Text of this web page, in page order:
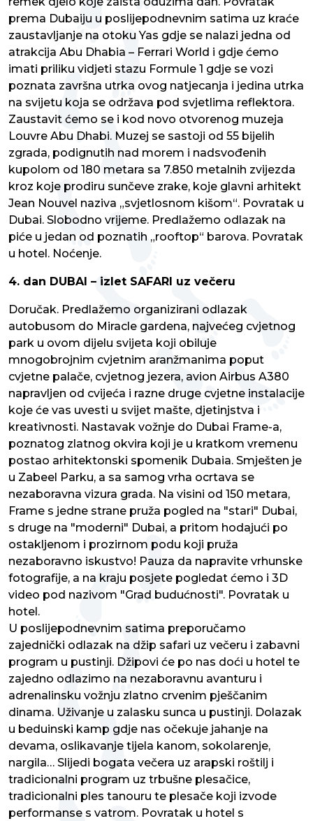
prema Dubaiju u poslijepodnevnim satima uz kraće
zaustavljanje na otoku Yas gdje se nalazi jedna od
atrakcija Abu Dhabia – Ferrari World i gdje ćemo
imati priliku vidjeti stazu Formule 1 gdje se vozi
poznata završna utrka ovog natjecanja i jedina utrka
na svijetu koja se održava pod svjetlima reflektora.
Zaustavit ćemo se i kod novo otvorenog muzeja
Louvre Abu Dhabi. Muzej se sastoji od 55 bijelih
zgrada, podignutih nad morem i nadsvođenih
kupolom od 180 metara sa 7.850 metalnih zvijezda
kroz koje prodiru sunčeve zrake, koje glavni arhitekt
Jean Nouvel naziva „svjetlosnom kišom“. Povratak u
Dubai. Slobodno vrijeme. Predlažemo odlazak na
piće u jedan od poznatih „rooftop“ barova. Povratak
u hotel. Noćenje.
4. dan DUBAI – izlet SAFARI uz večeru
Doručak. Predlažemo organizirani odlazak
autobusom do Miracle gardena, najvećeg cvjetnog
park u ovom dijelu svijeta koji obiluje
mnogobrojnim cvjetnim aranžmanima poput
cvjetne palače, cvjetnog jezera, avion Airbus A380
napravljen od cvijeća i razne druge cvjetne instalacije
koje će vas uvesti u svijet mašte, djetinjstva i
kreativnosti. Nastavak vožnje do Dubai Frame-a,
poznatog zlatnog okvira koji je u kratkom vremenu
postao arhitektonski spomenik Dubaia. Smješten je
u Zabeel Parku, a sa samog vrha ocrtava se
nezaboravna vizura grada. Na visini od 150 metara,
Frame s jedne strane pruža pogled na "stari" Dubai,
s druge na "moderni" Dubai, a pritom hodajući po
ostakljenom i prozirnom podu koji pruža
nezaboravno iskustvo! Pauza da napravite vrhunske
fotografije, a na kraju posjete pogledat ćemo i 3D
video pod nazivom "Grad budućnosti". Povratak u
hotel.
U poslijepodnevnim satima preporučamo
zajednički odlazak na džip safari uz večeru i zabavni
program u pustinji. Džipovi će po nas doći u hotel te
zajedno odlazimo na nezaboravnu avanturu i
adrenalinsku vožnju zlatno crvenim pješčanim
dinama. Uživanje u zalasku sunca u pustinji. Dolazak
u beduinski kamp gdje nas očekuje jahanje na
devama, oslikavanje tijela kanom, sokolarenje,
nargila… Slijedi bogata večera uz arapski roštilj i
tradicionalni program uz trbušne plesačice,
tradicionalni ples tanouru te plesače koji izvode
performanse s vatrom. Povratak u hotel s